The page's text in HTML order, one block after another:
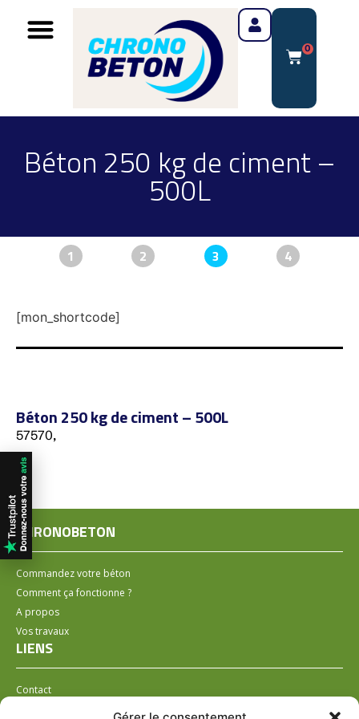
0
Béton 250 kg de ciment –
500L
1 2 3 4
[mon_shortcode]
Béton 250 kg de ciment – 500L
57570,
CHRONOBETON
Commandez votre béton
Comment ça fonctionne ?
A propos
Vos travaux
LIENS
Contact